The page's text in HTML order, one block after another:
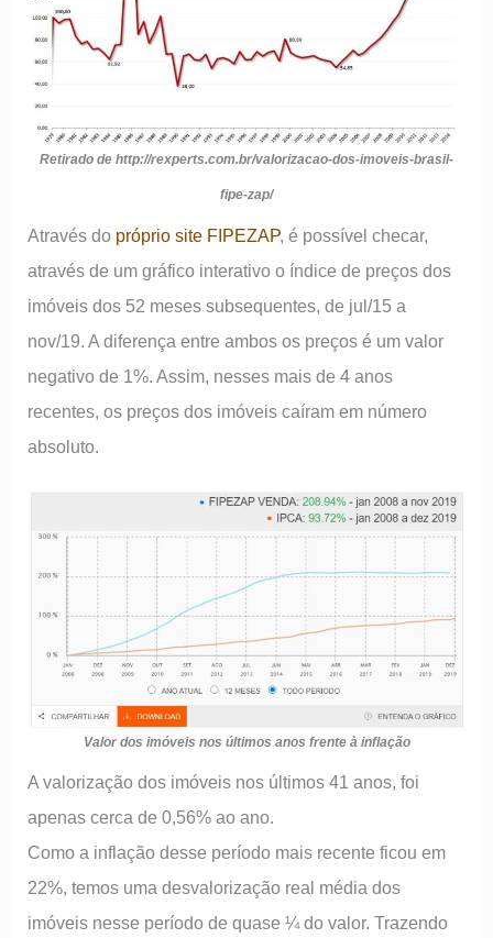
Retirado de http://rexperts.com.br/valorizacao-dos-imoveis-brasil-
fipe-zap/
Através do próprio site FIPEZAP, é possível checar,
através de um gráfico interativo o índice de preços dos
imóveis dos 52 meses subsequentes, de jul/15 a
nov/19. A diferença entre ambos os preços é um valor
negativo de 1%. Assim, nesses mais de 4 anos
recentes, os preços dos imóveis caíram em número
absoluto.
Valor dos imóveis nos últimos anos frente à inflação
A valorização dos imóveis nos últimos 41 anos, foi
apenas cerca de 0,56% ao ano.
Como a inflação desse período mais recente ficou em
22%, temos uma desvalorização real média dos
imóveis nesse período de quase ¼ do valor. Trazendo